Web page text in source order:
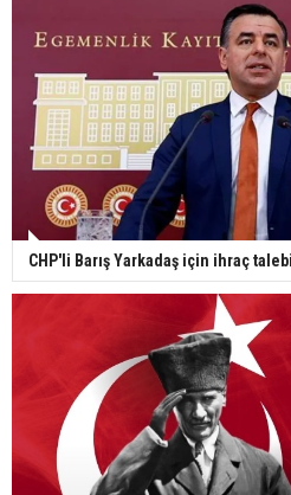
CHP'li Barış Yarkadaş için ihraç talebi